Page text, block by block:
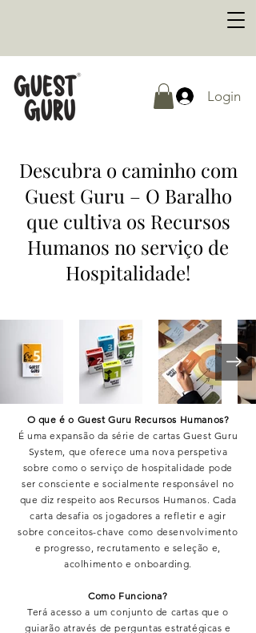
Login
Descubra o caminho com
Guest Guru – O Baralho
que cultiva os Recursos
Humanos no serviço de
Hospitalidade!
O que é o Guest Guru Recursos Humanos?
É uma expansão da série de cartas Guest Guru
System, que oferece uma nova perspetiva
sobre como o serviço de hospitalidade pode
ser consciente e socialmente responsável no
que diz respeito aos Recursos Humanos. Cada
carta desafia os jogadores a refletir e agir
sobre conceitos-chave como desenvolvimento
e progresso, recrutamento e seleção e,
acolhimento e onboarding.
Como Funciona?
Terá acesso a um conjunto de cartas que o
guiarão através de perguntas estratégicas e